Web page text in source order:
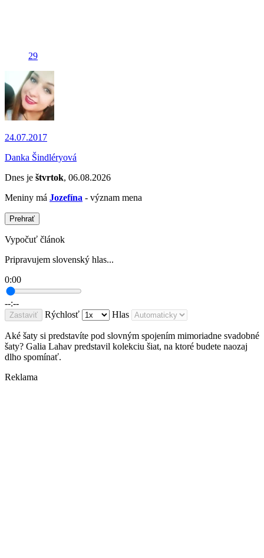
29
24.07.2017
Danka Šindléryová
Dnes je štvrtok, 06.08.2026
Meniny má Jozefína - význam mena
Prehrať
Vypočuť článok
Pripravujem slovenský hlas...
0:00
--:--
Zastaviť Rýchlosť Hlas
Aké šaty si predstavíte pod slovným spojením mimoriadne svadobné
šaty? Galia Lahav predstavil kolekciu šiat, na ktoré budete naozaj
dlho spomínať.
Reklama